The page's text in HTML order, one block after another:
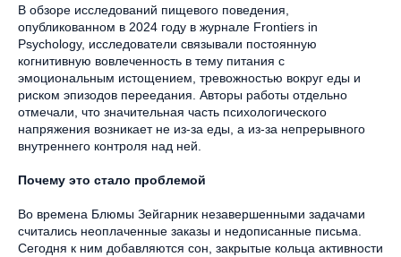
В обзоре исследований пищевого поведения,
опубликованном в 2024 году в журнале Frontiers in
Psychology, исследователи связывали постоянную
когнитивную вовлеченность в тему питания с
эмоциональным истощением, тревожностью вокруг еды и
риском эпизодов переедания. Авторы работы отдельно
отмечали, что значительная часть психологического
напряжения возникает не из-за еды, а из-за непрерывного
внутреннего контроля над ней.
Почему это стало проблемой
Во времена Блюмы Зейгарник незавершенными задачами
считались неоплаченные заказы и недописанные письма.
Сегодня к ним добавляются сон, закрытые кольца активности